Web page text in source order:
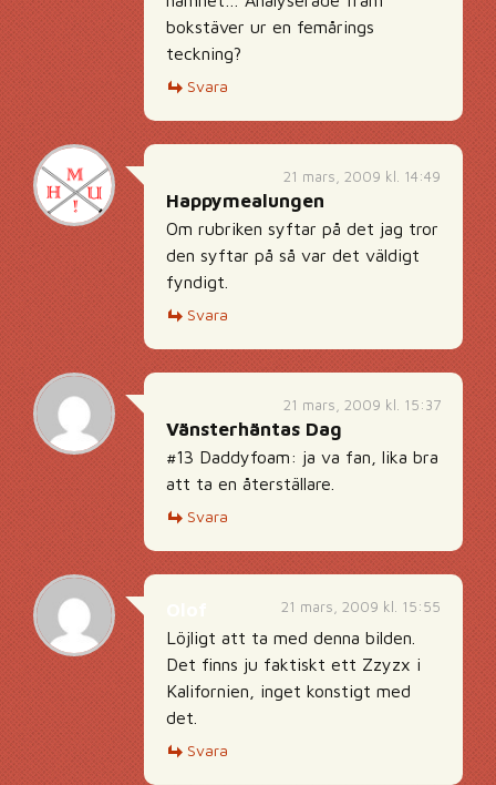
bokstäver ur en femårings
teckning?
Svara
21 mars, 2009 kl. 14:49
Happymealungen
Om rubriken syftar på det jag tror
den syftar på så var det väldigt
fyndigt.
Svara
21 mars, 2009 kl. 15:37
Vänsterhäntas Dag
#13 Daddyfoam: ja va fan, lika bra
att ta en återställare.
Svara
21 mars, 2009 kl. 15:55
Löjligt att ta med denna bilden.
Det finns ju faktiskt ett Zzyzx i
Kalifornien, inget konstigt med
det.
Svara